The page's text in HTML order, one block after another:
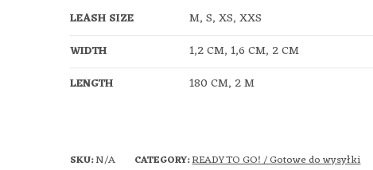
LEASH SIZE M, S, XS, XXS
WIDTH 1,2 CM, 1,6 CM, 2 CM
LENGTH 180 CM, 2 M
SKU:N/A CATEGORY:READY TO GO! / Gotowe do wysyłki